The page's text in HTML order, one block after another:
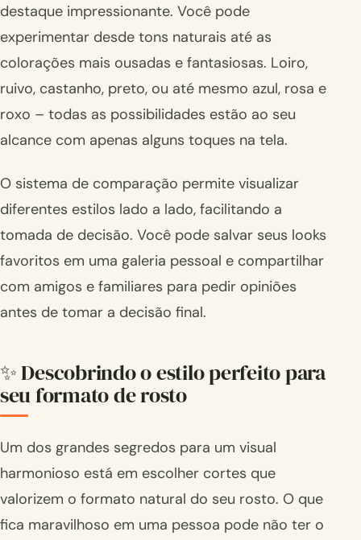
destaque impressionante. Você pode
experimentar desde tons naturais até as
colorações mais ousadas e fantasiosas. Loiro,
ruivo, castanho, preto, ou até mesmo azul, rosa e
roxo – todas as possibilidades estão ao seu
alcance com apenas alguns toques na tela.
O sistema de comparação permite visualizar
diferentes estilos lado a lado, facilitando a
tomada de decisão. Você pode salvar seus looks
favoritos em uma galeria pessoal e compartilhar
com amigos e familiares para pedir opiniões
antes de tomar a decisão final.
✨ Descobrindo o estilo perfeito para
seu formato de rosto
Um dos grandes segredos para um visual
harmonioso está em escolher cortes que
valorizem o formato natural do seu rosto. O que
fica maravilhoso em uma pessoa pode não ter o